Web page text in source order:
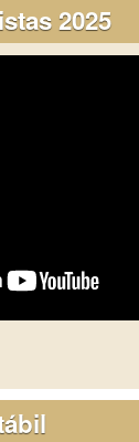
2025